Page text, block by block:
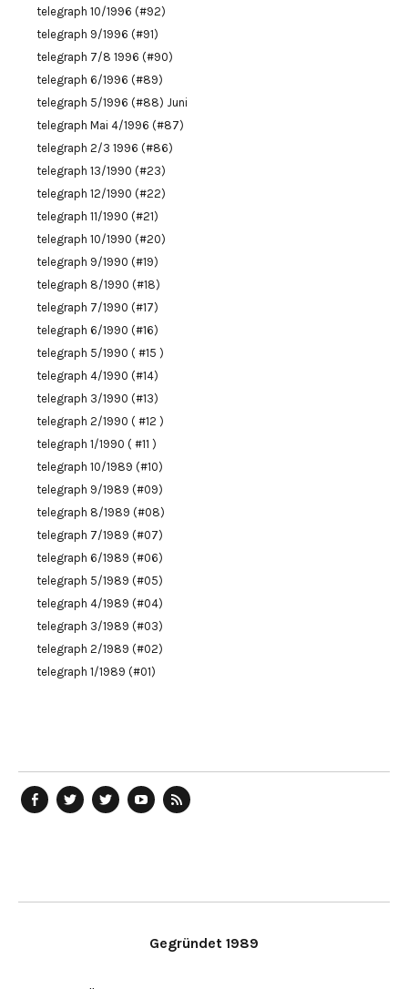
telegraph 10/1996 (#92)
telegraph 9/1996 (#91)
telegraph 7/8 1996 (#90)
telegraph 6/1996 (#89)
telegraph 5/1996 (#88) Juni
telegraph Mai 4/1996 (#87)
telegraph 2/3 1996 (#86)
telegraph 13/1990 (#23)
telegraph 12/1990 (#22)
telegraph 11/1990 (#21)
telegraph 10/1990 (#20)
telegraph 9/1990 (#19)
telegraph 8/1990 (#18)
telegraph 7/1990 (#17)
telegraph 6/1990 (#16)
telegraph 5/1990 ( #15 )
telegraph 4/1990 (#14)
telegraph 3/1990 (#13)
telegraph 2/1990 ( #12 )
telegraph 1/1990 ( #11 )
telegraph 10/1989 (#10)
telegraph 9/1989 (#09)
telegraph 8/1989 (#08)
telegraph 7/1989 (#07)
telegraph 6/1989 (#06)
telegraph 5/1989 (#05)
telegraph 4/1989 (#04)
telegraph 3/1989 (#03)
telegraph 2/1989 (#02)
telegraph 1/1989 (#01)
Gegründet 1989